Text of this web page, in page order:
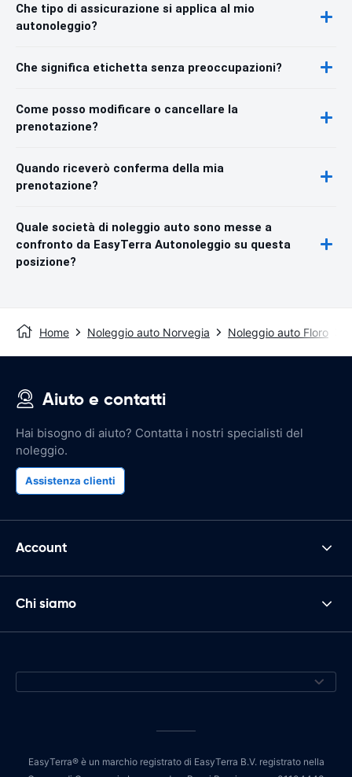
Che tipo di assicurazione si applica al mio
autonoleggio?
Che significa etichetta senza preoccupazioni?
Come posso modificare o cancellare la
prenotazione?
Quando riceverò conferma della mia
prenotazione?
Quale società di noleggio auto sono messe a
confronto da EasyTerra Autonoleggio su questa
posizione?
Home Noleggio auto Norvegia Noleggio auto Floro
Aiuto e contatti
Hai bisogno di aiuto? Contatta i nostri specialisti del
noleggio.
Assistenza clienti
Account
Chi siamo
EasyTerra® è un marchio registrato di EasyTerra B.V. registrato nella